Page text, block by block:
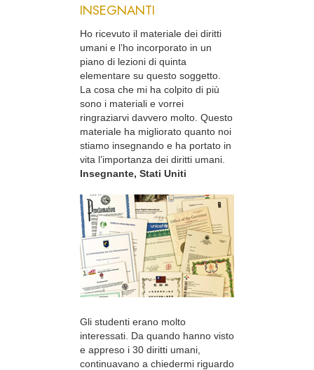
INSEGNANTI
Ho ricevuto il materiale dei diritti
umani e l’ho incorporato in un
piano di lezioni di quinta
elementare su questo soggetto.
La cosa che mi ha colpito di più
sono i materiali e vorrei
ringraziarvi davvero molto. Questo
materiale ha migliorato quanto noi
stiamo insegnando e ha portato in
vita l’importanza dei diritti umani.
Insegnante, Stati Uniti
Gli studenti erano molto
interessati. Da quando hanno visto
e appreso i 30 diritti umani,
continuavano a chiedermi riguardo